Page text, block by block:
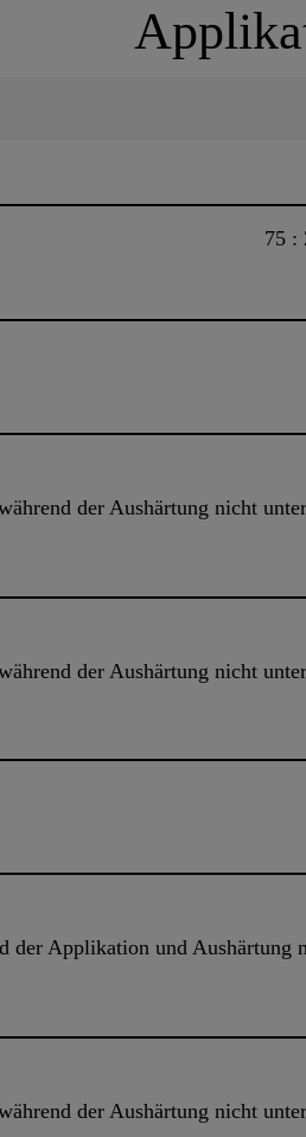
75 :
der Aushärtung nicht
der Aushärtung nicht
der Applikation und Aushärtung
der Aushärtung nicht